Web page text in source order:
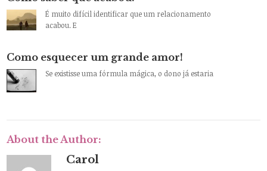
É muito difícil identificar que um relacionamento
acabou. E
Como esquecer um grande amor!
Se existisse uma fórmula mágica, o dono já estaria
About the Author:
Carol